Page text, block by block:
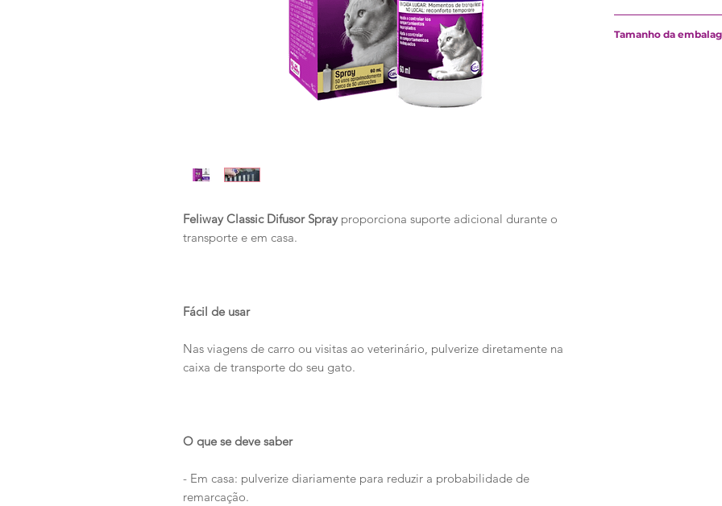
Feliway Classic Difusor Sprayproporciona suporte adicional durante o
transporte e em casa.
Fácil de usar
Nas viagens de carro ou visitas ao veterinário, pulverize diretamente na
caixa de transporte do seu gato.
O que se deve saber
- Em casa: pulverize diariamente para reduzir a probabilidade de
remarcação.
Tamanho da